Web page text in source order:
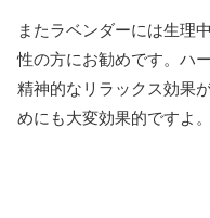
またラベンダーには生理
性の方にお勧めです。ハ
精神的なリラックス効果
めにも大変効果的ですよ。